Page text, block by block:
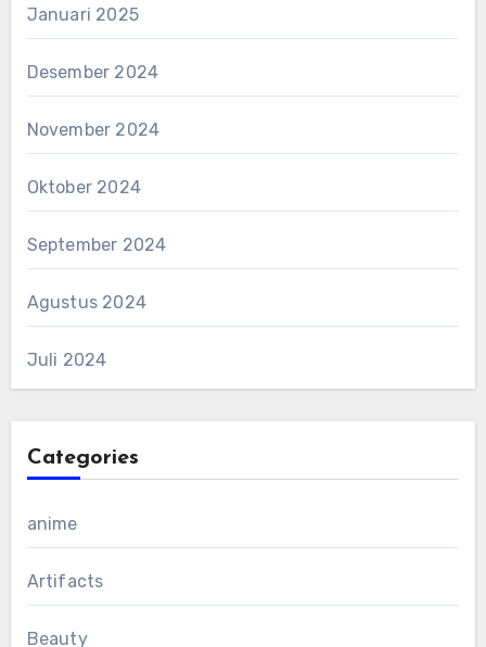
Januari 2025
Desember 2024
November 2024
Oktober 2024
September 2024
Agustus 2024
Juli 2024
Categories
anime
Artifacts
Beauty